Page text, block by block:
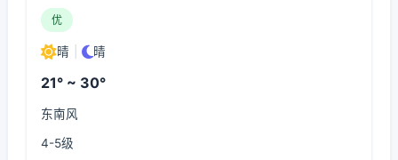
优
晴 晴
21° ~ 30°
东南风
4-5级